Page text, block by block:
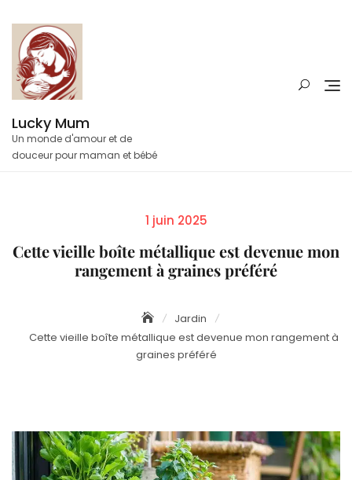
content
Lucky Mum
Un monde d'amour et de
douceur pour maman et bébé
Posted
1 juin 2025
Cette vieille boîte métallique est devenue mon
rangement à graines préféré
Jardin
Cette vieille boîte métallique est devenue mon rangement à
graines préféré